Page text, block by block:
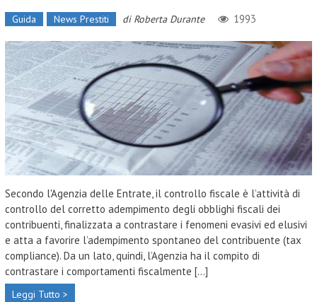
Guida News Prestiti di Roberta Durante 1993
Secondo l'Agenzia delle Entrate, il controllo fiscale è l’attività di
controllo del corretto adempimento degli obblighi fiscali dei
contribuenti, finalizzata a contrastare i fenomeni evasivi ed elusivi
e atta a favorire l’adempimento spontaneo del contribuente (tax
compliance). Da un lato, quindi, l’Agenzia ha il compito di
contrastare i comportamenti fiscalmente [...]
Leggi Tutto >